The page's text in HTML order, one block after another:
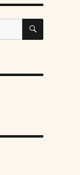
SEARCH